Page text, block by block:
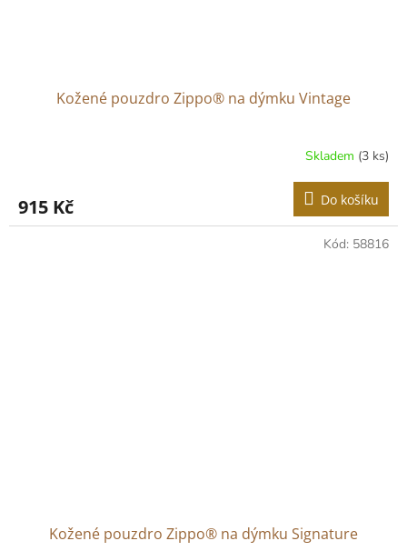
Kožené pouzdro Zippo® na dýmku Vintage
Skladem (3 ks)
915 Kč Do košíku
Kožené pouzdro Zippo® na dýmku Signature
Kód: 58816